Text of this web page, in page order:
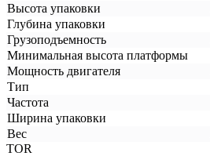
Высота упаковки
Глубина упаковки
Грузоподъемность
Минимальная высота платформы
Мощность двигателя
Тип
Частота
Ширина упаковки
Вес
TOR